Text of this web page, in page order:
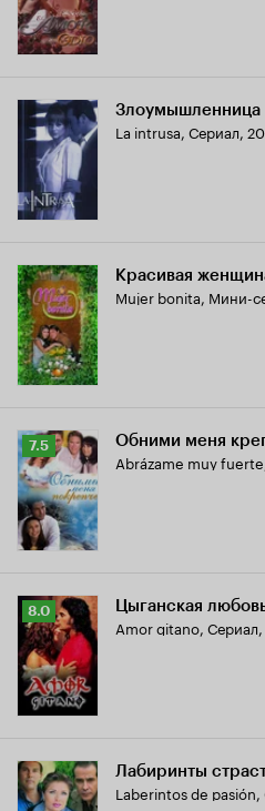
Злоумышленница
La intrusa, Сериал,
Красивая
Mujer bonita, Мини-
Рейтинг
Кинопоиска
7.5
7.5 Обними меня
Abrázame muy fuerte
Рейтинг
Кинопоиска
8.0
8.0 Цыганская
Amor gitano,
Лабиринты
Laberintos de pasión,